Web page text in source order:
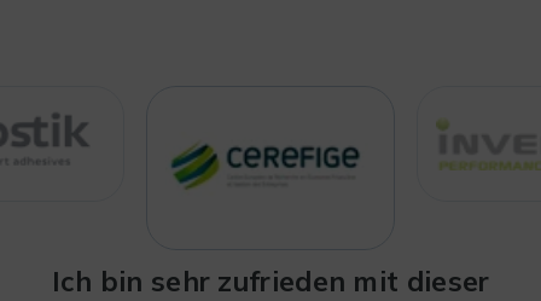
Ich bin sehr zufrieden mit dieser
Ein großartiges Training in Englisch,
Dieses Training ist für jeden